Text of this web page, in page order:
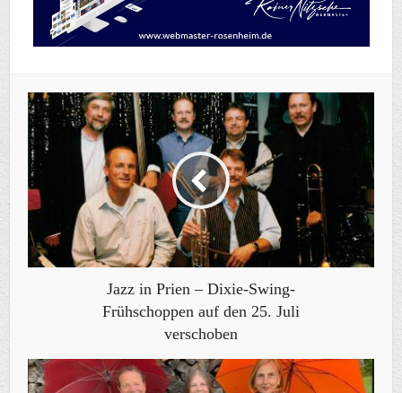
Jazz in Prien – Dixie-Swing-
Frühschoppen auf den 25. Juli
verschoben